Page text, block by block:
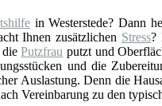
in Westerstede? Dann
Ihnen zusätzlichen Stress?
diePutzfrau putzt und
und die
Auslastung. Denn die
Vereinbarung zu den